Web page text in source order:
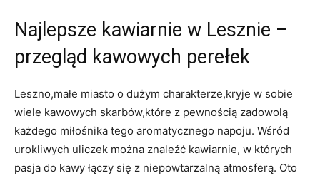
Najlepsze kawiarnie w Lesznie –
przegląd kawowych perełek
Leszno,małe miasto o dużym charakterze,kryje w sobie
wiele kawowych skarbów,które z pewnością zadowolą
każdego miłośnika tego aromatycznego napoju. Wśród
urokliwych uliczek można znaleźć kawiarnie, w których
pasja do kawy łączy się z niepowtarzalną atmosferą. Oto